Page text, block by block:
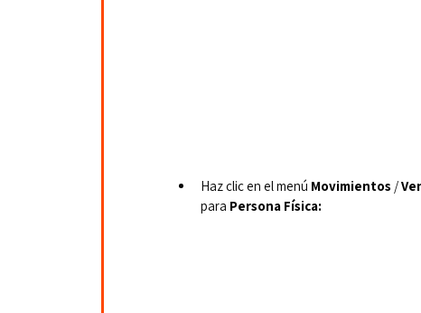
Haz clic en el menú Movimientos /
para Persona Física: